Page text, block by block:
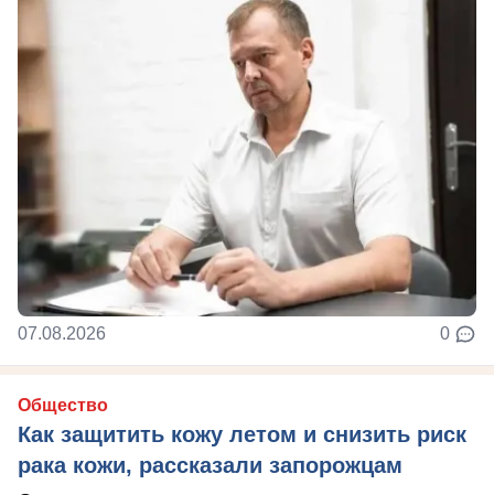
07.08.2026 0
Общество
Как защитить кожу летом и снизить риск
рака кожи, рассказали запорожцам